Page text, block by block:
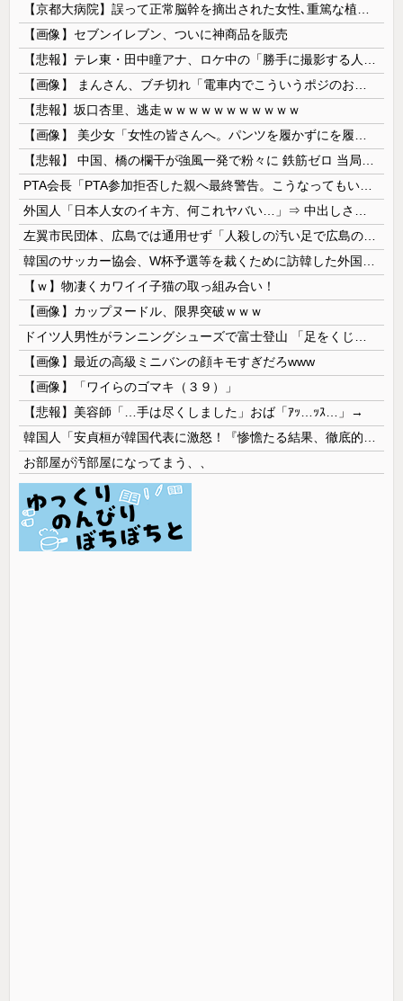
【京都大病院】誤って正常脳幹を摘出された女性､重篤な植物状態だが意識は正常で何かを思考していると判明
【画像】セブンイレブン、ついに神商品を販売
【悲報】テレ東・田中瞳アナ、ロケ中の「勝手に撮影する人」に苦言「面識のない方にカメラを向けられるのは恐怖」
【画像】 まんさん、ブチ切れ「電車内でこういうポジのおじ、ガチでイラネ」→
【悲報】坂口杏里、逃走ｗｗｗｗｗｗｗｗｗｗｗ
【画像】 美少女「女性の皆さんへ。パンツを履かずにを履いてみてください」
【悲報】 中国、橋の欄干が強風一発で粉々に 鉄筋ゼロ 当局「接着剤でくっつけただけ」「正常で、品質問題はない」
PTA会長「PTA参加拒否した親へ最終警告。こうなってもいい？」
外国人「日本人女のイキ方、何これヤバい…」⇒ 中出しされ痙攣する姿が海外で話題に
左翼市民団体、広島では通用せず「人殺しの汚い足で広島の土を踏むな！」→広島県民「お前らの方が汚いんじゃ！」「ワシらが広島県民じゃ」
韓国のサッカー協会、W杯予選等を裁くために訪韓した外国人審判を「性接待」していた……大して強くもないチームが潤沢な予算を持ってりゃそうなるわな
【ｗ】物凄くカワイイ子猫の取っ組み合い！
【画像】カップヌードル、限界突破ｗｗｗ
ドイツ人男性がランニングシューズで富士登山 「足をくじいて動けない」
【画像】最近の高級ミニバンの顔キモすぎだろwww
【画像】「ワイらのゴマキ（３９）」
【悲報】美容師「…手は尽くしました」おば「ｱｯ…ｯｽ…」→
韓国人「安貞桓が韓国代表に激怒！『惨憺たる結果、徹底的な刷新が必要だ』と監督や協会を痛烈批判」
お部屋が汚部屋になってまう、、